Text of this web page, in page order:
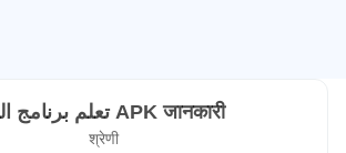
تعلم برنامج الرفت الانشائي APK जानकारी
श्रेणी